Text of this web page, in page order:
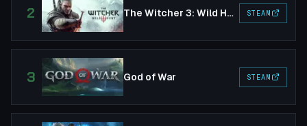
2 The Witcher 3: Wild Hunt STEAM
3 God of War STEAM